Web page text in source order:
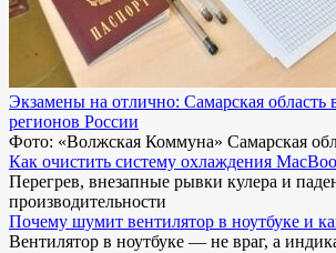
Экзамены на отлично: Самарская
регионов России
Фото: «Волжская Коммуна» Самарская
Как очистить систему охлаждения
Перегрев, внезапные рывки кулера и
производительности
Почему шумит вентилятор в ноутбуке и
Вентилятор в ноутбуке — не враг, а